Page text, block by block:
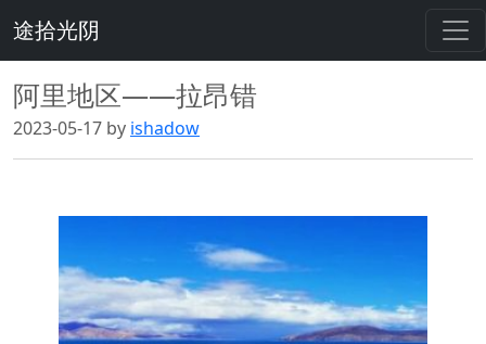
途拾光阴
阿里地区——拉昂错
2023-05-17 by ishadow